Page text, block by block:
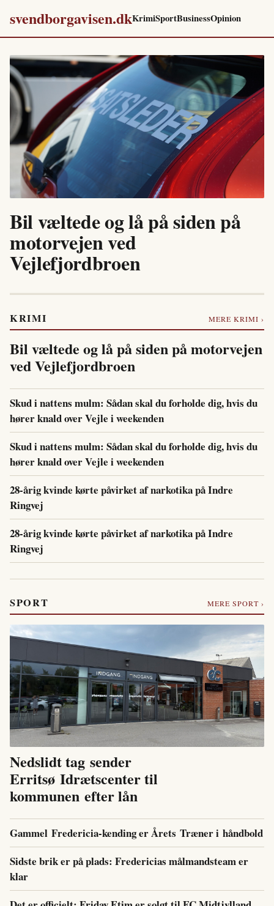
svendborgavisen.dkKrimiSportBusinessOpinion
Bil væltede og lå på siden på
motorvejen ved
Vejlefjordbroen
KRIMI MERE KRIMI ›
Bil væltede og lå på siden på motorvejen
ved Vejlefjordbroen
Skud i nattens mulm: Sådan skal du forholde dig, hvis du
hører knald over Vejle i weekenden
Skud i nattens mulm: Sådan skal du forholde dig, hvis du
hører knald over Vejle i weekenden
28-årig kvinde kørte påvirket af narkotika på Indre
Ringvej
28-årig kvinde kørte påvirket af narkotika på Indre
Ringvej
SPORT MERE SPORT ›
Nedslidt tag sender
Erritsø Idrætscenter til
kommunen efter lån
Gammel Fredericia-kending er Årets Træner i håndbold
Sidste brik er på plads: Fredericias målmandsteam er
klar